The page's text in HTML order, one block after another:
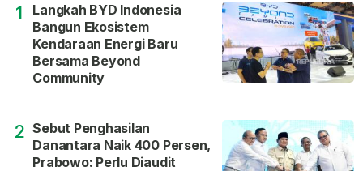
1
Langkah BYD Indonesia
Bangun Ekosistem
Kendaraan Energi Baru
Bersama Beyond
Community
2 Sebut Penghasilan
Danantara Naik 400 Persen,
Prabowo: Perlu Diaudit